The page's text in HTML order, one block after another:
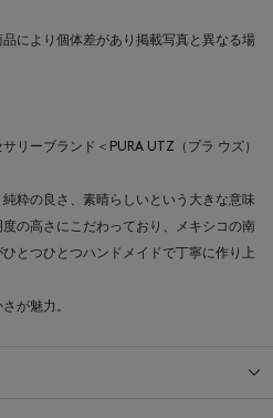
により個体差があり掲載写真と異なる場
リーブランド＜PURA UTZ（プラ ウズ）
粋の良さ、素晴らしいという大きな意味
の高さにこだわっており、メキシコの南
とつひとつハンドメイドで丁寧に作り上
が魅力。